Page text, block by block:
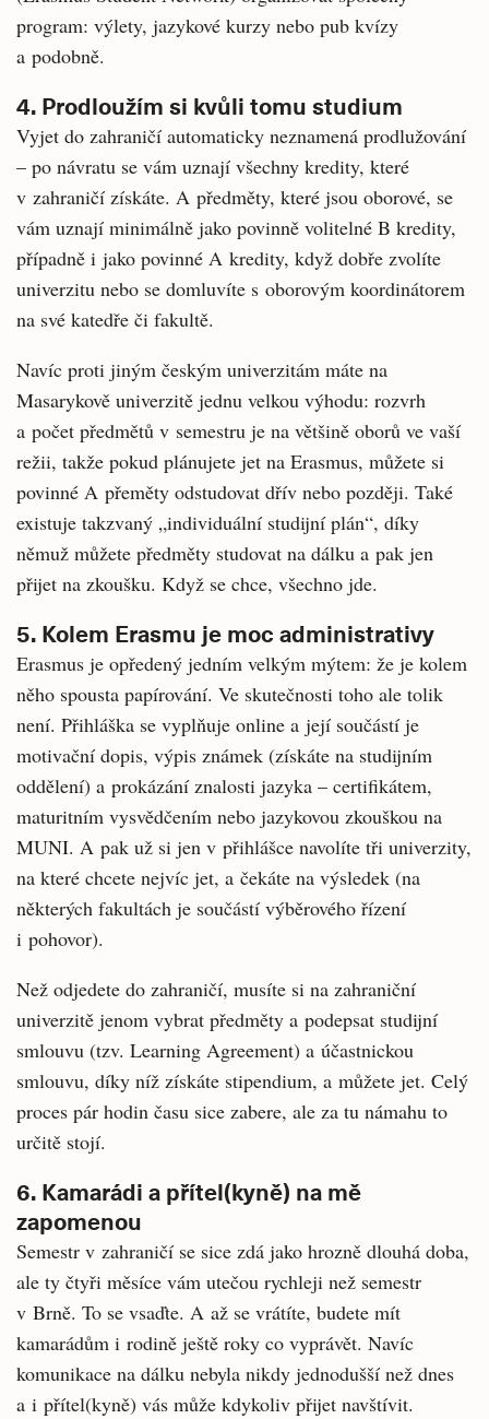
program: výlety, jazykové kurzy nebo pub kvízy
a podobně.
4. Prodloužím si kvůli tomu studium
Vyjet do zahraničí automaticky neznamená prodlužování
– po návratu se vám uznají všechny kredity, které
v zahraničí získáte. A předměty, které jsou oborové, se
vám uznají minimálně jako povinně volitelné B kredity,
případně i jako povinné A kredity, když dobře zvolíte
univerzitu nebo se domluvíte s oborovým koordinátorem
na své katedře či fakultě.
Navíc proti jiným českým univerzitám máte na
Masarykově univerzitě jednu velkou výhodu: rozvrh
a počet předmětů v semestru je na většině oborů ve vaší
režii, takže pokud plánujete jet na Erasmus, můžete si
povinné A přeměty odstudovat dřív nebo později. Také
existuje takzvaný „individuální studijní plán“, díky
němuž můžete předměty studovat na dálku a pak jen
přijet na zkoušku. Když se chce, všechno jde.
5. Kolem Erasmu je moc administrativy
Erasmus je opředený jedním velkým mýtem: že je kolem
něho spousta papírování. Ve skutečnosti toho ale tolik
není. Přihláška se vyplňuje online a její součástí je
motivační dopis, výpis známek (získáte na studijním
oddělení) a prokázání znalosti jazyka – certifikátem,
maturitním vysvědčením nebo jazykovou zkouškou na
MUNI. A pak už si jen v přihlášce navolíte tři univerzity,
na které chcete nejvíc jet, a čekáte na výsledek (na
některých fakultách je součástí výběrového řízení
i pohovor).
Než odjedete do zahraničí, musíte si na zahraniční
univerzitě jenom vybrat předměty a podepsat studijní
smlouvu (tzv. Learning Agreement) a účastnickou
smlouvu, díky níž získáte stipendium, a můžete jet. Celý
proces pár hodin času sice zabere, ale za tu námahu to
určitě stojí.
6. Kamarádi a přítel(kyně) na mě
zapomenou
Semestr v zahraničí se sice zdá jako hrozně dlouhá doba,
ale ty čtyři měsíce vám utečou rychleji než semestr
v Brně. To se vsaďte. A až se vrátíte, budete mít
kamarádům i rodině ještě roky co vyprávět. Navíc
komunikace na dálku nebyla nikdy jednodušší než dnes
a i přítel(kyně) vás může kdykoliv přijet navštívit.